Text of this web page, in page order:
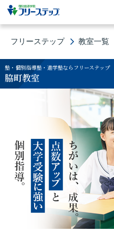
フリーステップ 教室一覧
塾・個別指導塾・進学塾ならフリーステップ
脇町教室